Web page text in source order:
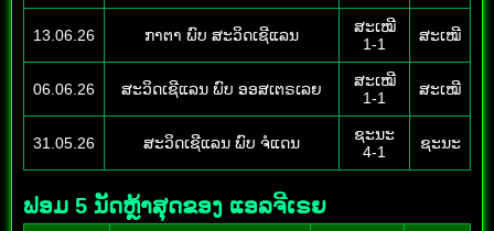
13.06.26 ກາຕາ ພົບ ສະວິດເຊີແລນ
ສະເໝີ
1-1
ສະເໝີ
06.06.26 ສະວິດເຊີແລນ ພົບ ອອສເຕຣເລຍ
ສະເໝີ
1-1
ສະເໝີ
31.05.26 ສະວິດເຊີແລນ ພົບ ຈໍແດນ
ຊະນະ
4-1
ຊະນະ
ຟອມ 5 ນັດຫຼ້າສຸດຂອງ ແອລຈີເຣຍ